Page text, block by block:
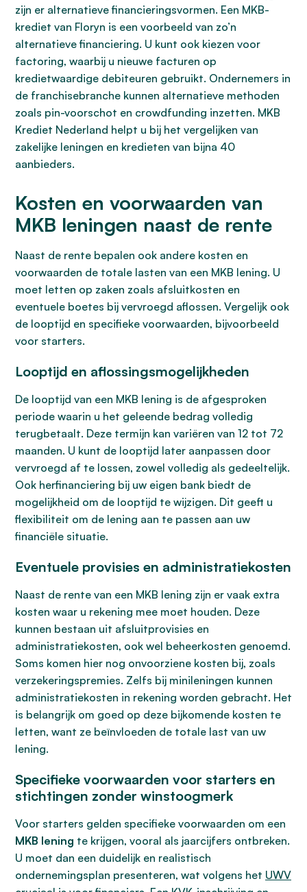
zijn er alternatieve financieringsvormen. Een MKB-
krediet van Floryn is een voorbeeld van zo’n
alternatieve financiering. U kunt ook kiezen voor
factoring, waarbij u nieuwe facturen op
kredietwaardige debiteuren gebruikt. Ondernemers in
de franchisebranche kunnen alternatieve methoden
zoals pin-voorschot en crowdfunding inzetten. MKB
Krediet Nederland helpt u bij het vergelijken van
zakelijke leningen en kredieten van bijna 40
aanbieders.
Kosten en voorwaarden van
MKB leningen naast de rente
Naast de rente bepalen ook andere kosten en
voorwaarden de totale lasten van een MKB lening. U
moet letten op zaken zoals afsluitkosten en
eventuele boetes bij vervroegd aflossen. Vergelijk ook
de looptijd en specifieke voorwaarden, bijvoorbeeld
voor starters.
Looptijd en aflossingsmogelijkheden
De looptijd van een MKB lening is de afgesproken
periode waarin u het geleende bedrag volledig
terugbetaalt. Deze termijn kan variëren van 12 tot 72
maanden. U kunt de looptijd later aanpassen door
vervroegd af te lossen, zowel volledig als gedeeltelijk.
Ook herfinanciering bij uw eigen bank biedt de
mogelijkheid om de looptijd te wijzigen. Dit geeft u
flexibiliteit om de lening aan te passen aan uw
financiële situatie.
Eventuele provisies en administratiekosten
Naast de rente van een MKB lening zijn er vaak extra
kosten waar u rekening mee moet houden. Deze
kunnen bestaan uit afsluitprovisies en
administratiekosten, ook wel beheerkosten genoemd.
Soms komen hier nog onvoorziene kosten bij, zoals
verzekeringspremies. Zelfs bij minileningen kunnen
administratiekosten in rekening worden gebracht. Het
is belangrijk om goed op deze bijkomende kosten te
letten, want ze beïnvloeden de totale last van uw
lening.
Specifieke voorwaarden voor starters en
stichtingen zonder winstoogmerk
Voor starters gelden specifieke voorwaarden om een
MKB lening te krijgen, vooral als jaarcijfers ontbreken.
U moet dan een duidelijk en realistisch
ondernemingsplan presenteren, wat volgens het UWV